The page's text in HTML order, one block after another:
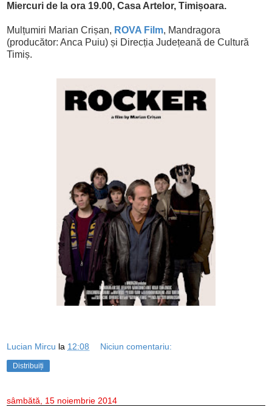
Miercuri de la ora 19.00, Casa Artelor, Timișoara.
Mulțumiri Marian Crișan, ROVA Film, Mandragora
(producător: Anca Puiu) și Direcția Județeană de Cultură
Timiș.
Lucian Mircu la 12:08 Niciun comentariu:
Distribuiți
sâmbătă, 15 noiembrie 2014